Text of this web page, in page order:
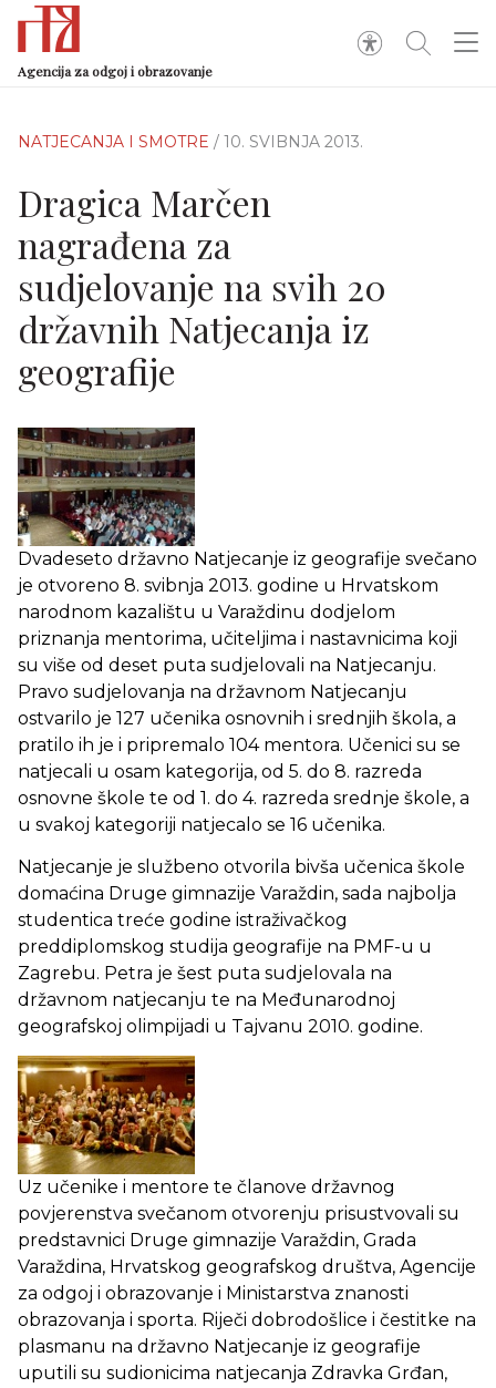
Agencija za odgoj i obrazovanje
NATJECANJA I SMOTRE / 10. SVIBNJA 2013.
Dragica Marčen
nagrađena za
sudjelovanje na svih 20
državnih Natjecanja iz
geografije
Dvadeseto državno Natjecanje iz geografije svečano
je otvoreno 8. svibnja 2013. godine u Hrvatskom
narodnom kazalištu u Varaždinu dodjelom
priznanja mentorima, učiteljima i nastavnicima koji
su više od deset puta sudjelovali na Natjecanju.
Pravo sudjelovanja na državnom Natjecanju
ostvarilo je 127 učenika osnovnih i srednjih škola, a
pratilo ih je i pripremalo 104 mentora. Učenici su se
natjecali u osam kategorija, od 5. do 8. razreda
osnovne škole te od 1. do 4. razreda srednje škole, a
u svakoj kategoriji natjecalo se 16 učenika.
Natjecanje je službeno otvorila bivša učenica škole
domaćina Druge gimnazije Varaždin, sada najbolja
studentica treće godine istraživačkog
preddiplomskog studija geografije na PMF-u u
Zagrebu. Petra je šest puta sudjelovala na
državnom natjecanju te na Međunarodnoj
geografskoj olimpijadi u Tajvanu 2010. godine.
Uz učenike i mentore te članove državnog
povjerenstva svečanom otvorenju prisustvovali su
predstavnici Druge gimnazije Varaždin, Grada
Varaždina, Hrvatskog geografskog društva, Agencije
za odgoj i obrazovanje i Ministarstva znanosti
obrazovanja i sporta. Riječi dobrodošlice i čestitke na
plasmanu na državno Natjecanje iz geografije
uputili su sudionicima natjecanja Zdravka Grđan,